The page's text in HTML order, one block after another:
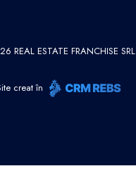
REAL ESTATE FRANCHISE SRL
creat în